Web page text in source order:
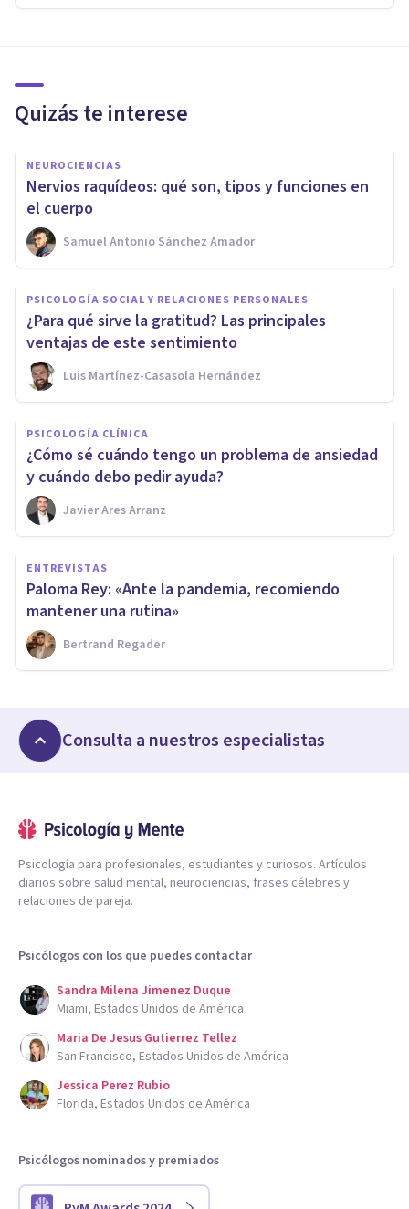
Quizás te interese
NEUROCIENCIAS
Nervios raquídeos: qué son, tipos y funciones en
el cuerpo
Samuel Antonio Sánchez Amador
PSICOLOGÍA SOCIAL Y RELACIONES PERSONALES
¿Para qué sirve la gratitud? Las principales
ventajas de este sentimiento
Luis Martínez-Casasola Hernández
PSICOLOGÍA CLÍNICA
¿Cómo sé cuándo tengo un problema de ansiedad
y cuándo debo pedir ayuda?
Javier Ares Arranz
ENTREVISTAS
Paloma Rey: «Ante la pandemia, recomiendo
mantener una rutina»
Bertrand Regader
Consulta a nuestros especialistas
Psicología para profesionales, estudiantes y curiosos. Artículos
diarios sobre salud mental, neurociencias, frases célebres y
relaciones de pareja.
Psicólogos con los que puedes contactar
Sandra Milena Jimenez Duque
Miami, Estados Unidos de América
Maria De Jesus Gutierrez Tellez
San Francisco, Estados Unidos de América
Jessica Perez Rubio
Florida, Estados Unidos de América
Psicólogos nominados y premiados